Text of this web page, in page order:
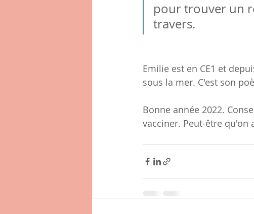
pour trouver un
travers.
Emilie est en CE1 et
sous la mer. C'est son
Bonne année 2022.
vacciner. Peut-être qu'on